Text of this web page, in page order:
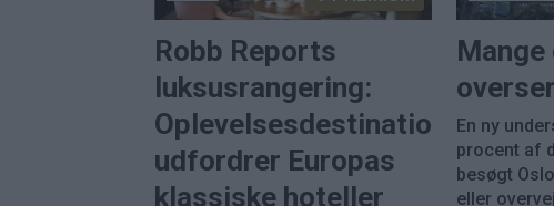
Robb Reports
luksusrangering:
Oplevelsesdestinationer
udfordrer Europas
klassiske hoteller
Mange
En ny
procent af
besøgt
eller